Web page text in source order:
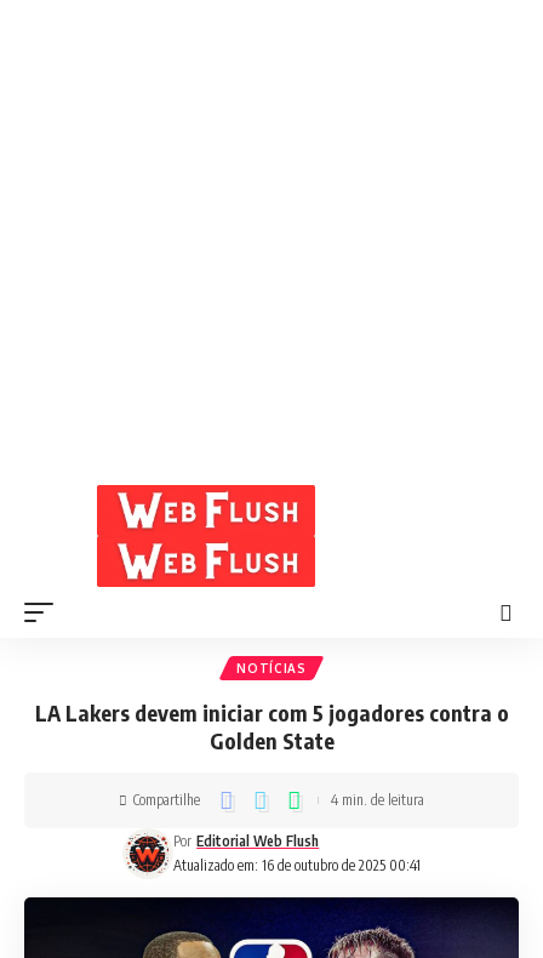
NOTÍCIAS
LA Lakers devem iniciar com 5 jogadores contra o
Golden State
Atualizado em: 16 de outubro de 2025 00:41
Por Editorial Web Flush
Compartilhe 4 min. de leitura